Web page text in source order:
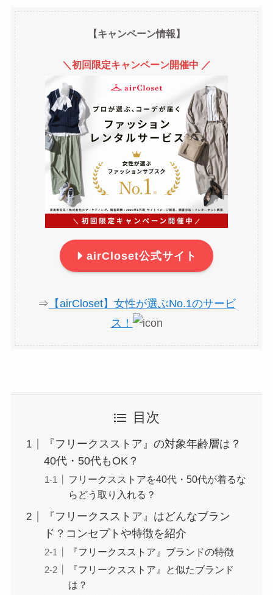
【キャンペーン情報】
＼初回限定キャンペーン開催中 ／
airCloset公式サイト
⇒ 【airCloset】女性が選ぶNo.1のサービ
ス！
目次
『フリークスストア』の対象年齢層は？
40代・50代もOK？
フリークスストアを40代・50代が着るな
らどう取り入れる？
『フリークスストア』はどんなブラン
ド？コンセプトや特徴を紹介
『フリークスストア』ブランドの特徴
『フリークスストア』と似たブランド
は？